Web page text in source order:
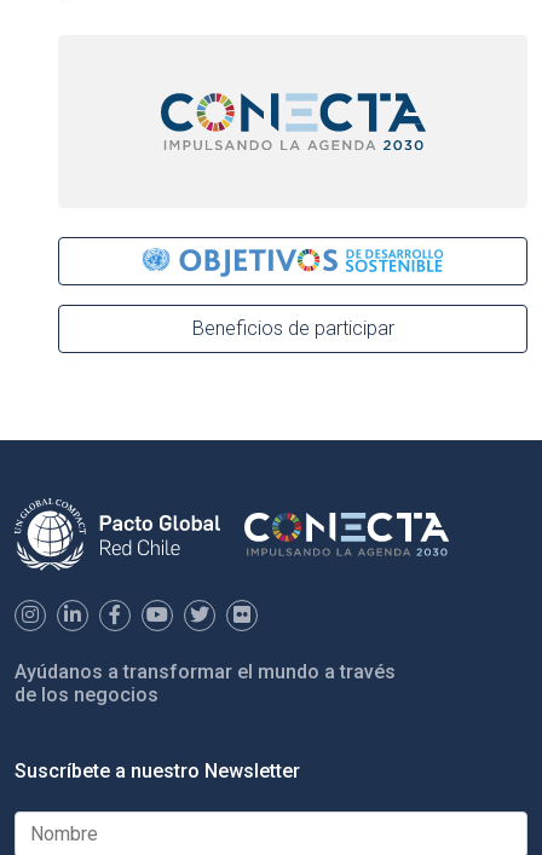
Beneficios de participar
Ayúdanos a transformar el mundo a través
de los negocios
Suscríbete a nuestro Newsletter